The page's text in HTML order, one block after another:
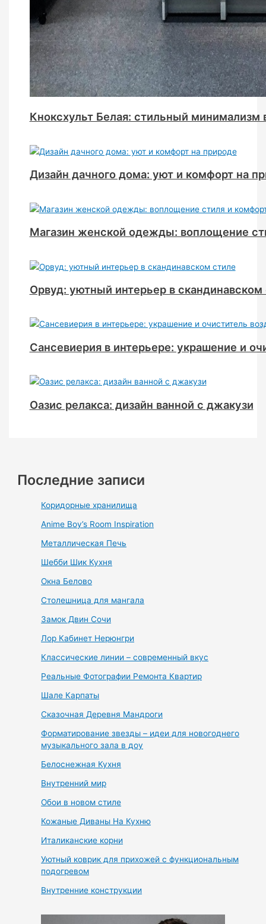
Кноксхульт Белая: стильный минимализм
Дизайн дачного дома: уют и комфорт на
Магазин женской одежды: воплощение
Орвуд: уютный интерьер в скандинавском
Сансевиерия в интерьере: украшение и
Оазис релакса: дизайн ванной с джакузи
Последние записи
Коридорные хранилища
Anime Boy’s Room Inspiration
Металлическая Печь
Шебби Шик Кухня
Окна Белово
Столешница для мангала
Замок Двин Сочи
Лор Кабинет Нерюнгри
Классические линии – современный вкус
Реальные Фотографии Ремонта Квартир
Шале Карпаты
Сказочная Деревня Мандроги
Форматирование звезды – идеи для новогоднего
музыкального зала в доу
Белоснежная Кухня
Внутренний мир
Обои в новом стиле
Кожаные Диваны На Кухню
Италиканские корни
Уютный коврик для прихожей с функциональным
подогревом
Внутренние конструкции